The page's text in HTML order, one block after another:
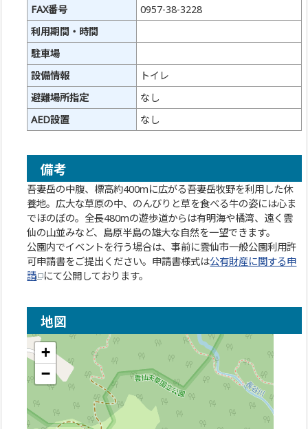
FAX番号
0957-38-3228
利用期間・時間
駐車場
設備情報
トイレ
避難場所指定
なし
AED設置
なし
備考
吾妻岳の中腹、標高約400mに広がる吾妻岳牧野を利用した休
養地。広大な草原の中、のんびりと草を食べる牛の姿には心ま
でほのぼの。全長480mの遊歩道からは有明海や橘湾、遠く雲
仙の山並みなど、島原半島の雄大な自然を一望できます。
公園内でイベントを行う場合は、事前に雲仙市一般公園利用許
可申請書をご提出ください。申請書様式は公有財産に関する申
請
にて公開しております。
地図
+
−